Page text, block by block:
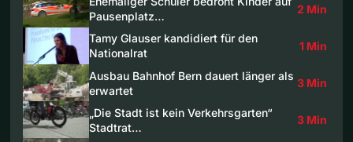
Pausenplatz…
2 Min
Tamy Glauser kandidiert für den
Nationalrat
1 Min
Ausbau Bahnhof Bern dauert länger als
erwartet
3 Min
„Die Stadt ist kein Verkehrsgarten“
Stadtrat…
3 Min